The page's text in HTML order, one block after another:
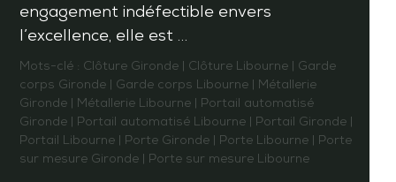
engagement indéfectible envers
l’excellence, elle est …
Mots-clé : Clôture Gironde Clôture Libourne
Garde
corps Gironde
Garde corps Libourne
Métallerie
Gironde
Métallerie Libourne
Portail automatisé
Gironde
Portail automatisé Libourne Portail Gironde
Portail Libourne
Porte Gironde Porte Libourne
Porte
sur mesure Gironde
Porte sur mesure Libourne